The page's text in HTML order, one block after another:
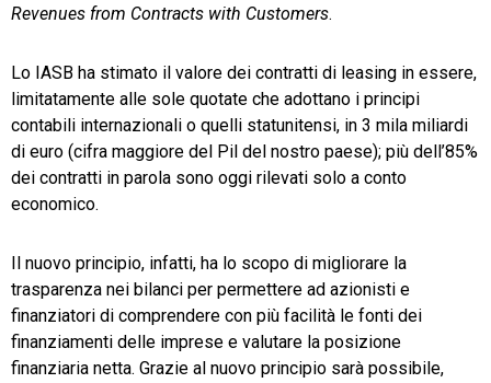
Revenues from Contracts with Customers.
Lo IASB ha stimato il valore dei contratti di leasing in essere,
limitatamente alle sole quotate che adottano i principi
contabili internazionali o quelli statunitensi, in 3 mila miliardi
di euro (cifra maggiore del Pil del nostro paese); più dell’85%
dei contratti in parola sono oggi rilevati solo a conto
economico.
Il nuovo principio, infatti, ha lo scopo di migliorare la
trasparenza nei bilanci per permettere ad azionisti e
finanziatori di comprendere con più facilità le fonti dei
finanziamenti delle imprese e valutare la posizione
finanziaria netta. Grazie al nuovo principio sarà possibile,